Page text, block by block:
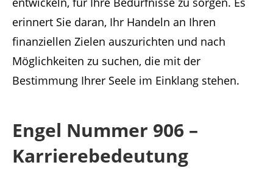
erinnert Sie daran, Ihr Handeln an Ihren
finanziellen Zielen auszurichten und nach
Möglichkeiten zu suchen, die mit der
Bestimmung Ihrer Seele im Einklang stehen.
Engel Nummer 906 –
Karrierebedeutung